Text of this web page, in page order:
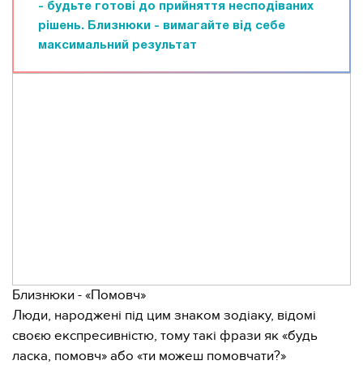
- будьте готові до прийняття несподіваних
рішень. Близнюки - вимагайте від себе
максимальний результат
Близнюки - «Помовч»
Люди, народжені під цим знаком зодіаку, відомі
своєю експресивністю, тому такі фрази як «будь
ласка, помовч» або «ти можеш помовчати?»